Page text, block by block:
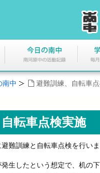
南中 避難訓練、自転車
転車点検実施
難訓練と自転車点検を行いま
生したという想定で、机の